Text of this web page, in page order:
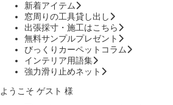
新着アイテム
窓周りの工具貸し出し
出張採寸・施工はこちら
無料サンプルプレゼント
びっくりカーペットコラム
インテリア用語集
強力滑り止めネット
ようこそ ゲスト 様